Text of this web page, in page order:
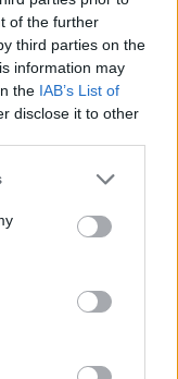
of the further
third parties on the
information may
the IAB’s List of
disclose it to other
per tornar a participar en
va completar un total de
del CAC, Ferran
la 174a posició i
evolució imparable,
en els 60 metres
en sub8 amb millor
salt de llargada, on
l’11a posició al
ser segon en perxa amb